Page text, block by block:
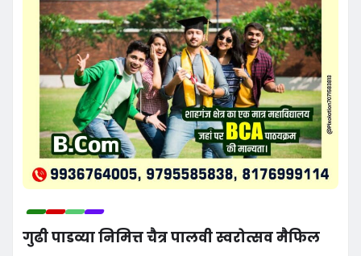
गुढी पाडव्या निमित्त चैत्र पालवी स्वरोत्सव मैफिल